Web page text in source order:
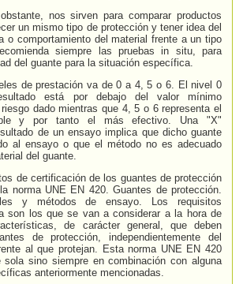
nos sirven para comparar productos
un mismo tipo de protección y tener idea del
o comportamiento del material frente a un tipo
siempre las pruebas in situ, para
del guante para la situación específica.
de prestación va de 0 a 4, 5 o 6. El nivel 0
está por debajo del valor mínimo
dado mientras que 4, 5 o 6 representa el
y por tanto el más efectivo. Una "X"
de un ensayo implica que dicho guante
al ensayo o que el método no es adecuado
del guante.
de certificación de los guantes de protección
norma UNE EN 420. Guantes de protección.
y métodos de ensayo. Los requisitos
son los que se van a considerar a la hora de
de carácter general, que deben
de protección, independientemente del
al que protejan. Esta norma UNE EN 420
sola sino siempre en combinación con alguna
anteriormente mencionadas.